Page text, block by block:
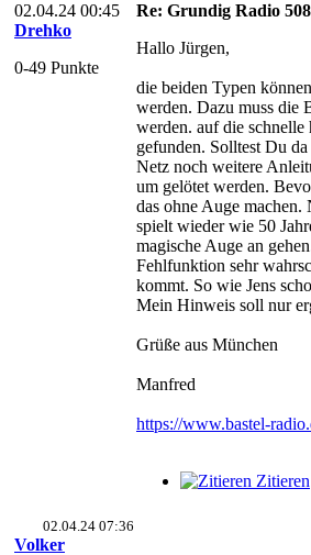
02.04.24 00:45
Drehko
0-49 Punkte
Re: Grundig Radio
Hallo Jürgen,
die beiden Typen
werden. Dazu muss die
werden. auf die
gefunden. Solltest Du
Netz noch weitere
um gelötet werden.
das ohne Auge
spielt wieder wie 50
magische Auge an
Fehlfunktion sehr
kommt. So wie Jens
Mein Hinweis soll nur
Grüße aus München
Manfred
https://www.bastel-
Zitieren
02.04.24 07:36
Volker